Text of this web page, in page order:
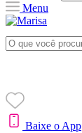
Menu
Baixe o App